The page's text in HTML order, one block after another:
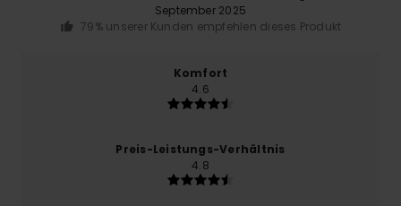
September 2025
79% unserer Kunden empfehlen dieses Produkt
Komfort
4.6
Preis-Leistungs-Verhältnis
4.8